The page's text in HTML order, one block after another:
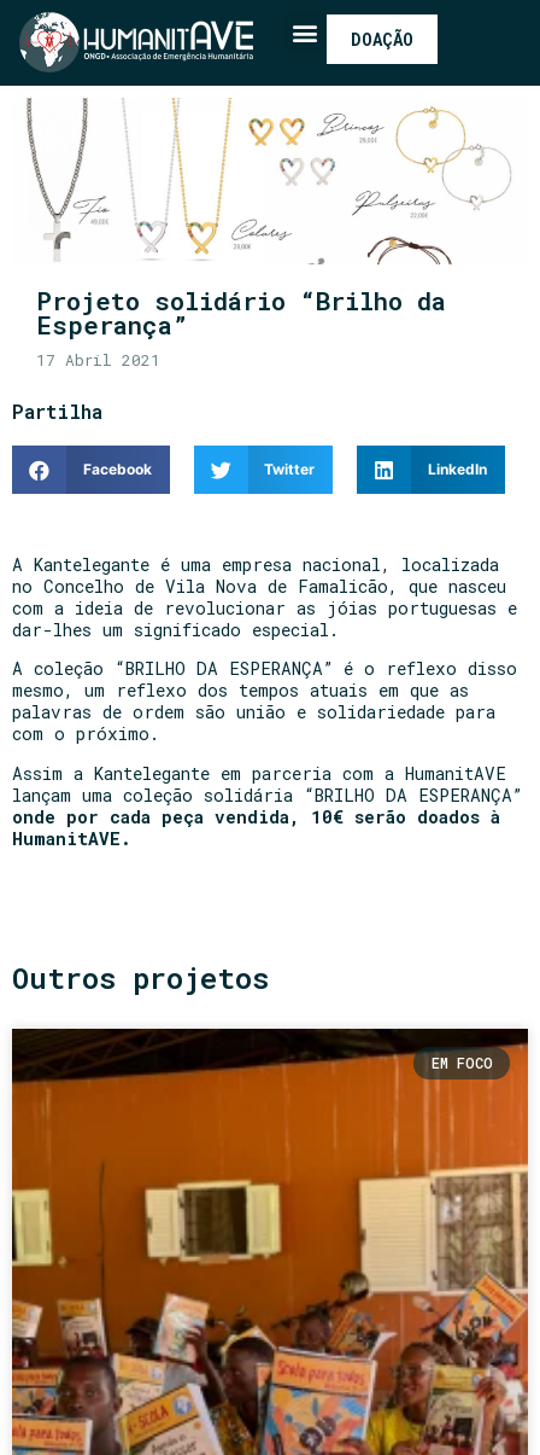
DOAÇÃO
Projeto solidário “Brilho da
Esperança”
17 Abril 2021
Partilha
Facebook Twitter LinkedIn
A Kantelegante é uma empresa nacional, localizada
no Concelho de Vila Nova de Famalicão, que nasceu
com a ideia de revolucionar as jóias portuguesas e
dar-lhes um significado especial.
A coleção “BRILHO DA ESPERANÇA” é o reflexo disso
mesmo, um reflexo dos tempos atuais em que as
palavras de ordem são união e solidariedade para
com o próximo.
Assim a Kantelegante em parceria com a HumanitAVE
lançam uma coleção solidária “BRILHO DA ESPERANÇA”
onde por cada peça vendida, 10€ serão doados à
HumanitAVE.
Outros projetos
EM FOCO